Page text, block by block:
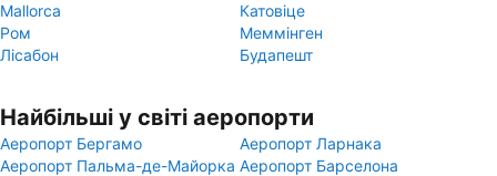
Mallorca
Катовіце
Ром
Меммінген
Лісабон
Будапешт
Найбільші у світі аеропорти
Аеропорт Бергамо
Аеропорт Ларнака
Аеропорт Пальма-де-Майорка Аеропорт Барселона